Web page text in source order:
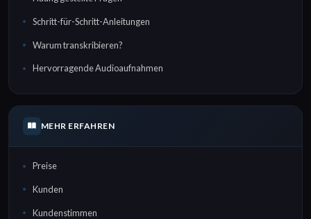
Schritt-für-Schritt-Anleitungen
Warum transkribieren?
Hervorragende Audioaufnahmen
MEHR ERFAHREN
Preise
Kunden
Kundenstimmen